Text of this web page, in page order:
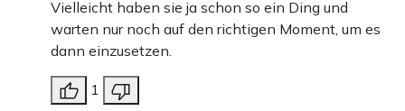
Vielleicht haben sie ja schon so ein Ding und
warten nur noch auf den richtigen Moment, um es
dann einzusetzen.
1